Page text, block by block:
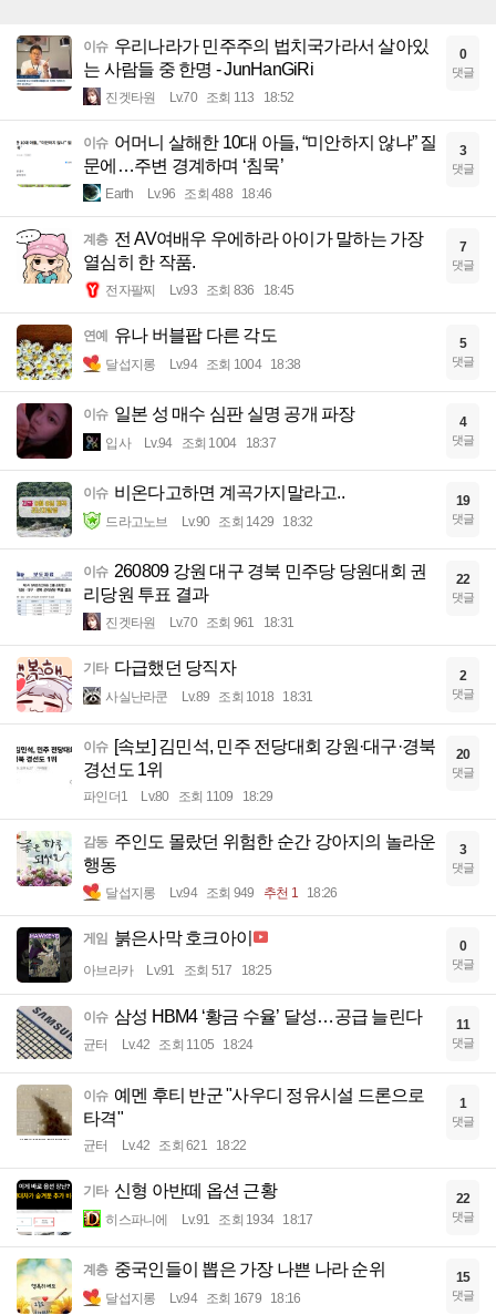
이슈 우리나라가 민주주의 법치국가라서 살아있
는 사람들 중 한명 - JunHanGiRi
진겟타원 Lv.70 조회 113 18:52
0
댓글
이슈 어머니 살해한 10대 아들, “미안하지 않냐” 질
문에…주변 경계하며 ‘침묵’
Earth Lv.96 조회 488 18:46
3
댓글
계층 전 AV여배우 우에하라 아이가 말하는 가장
열심히 한 작품.
전자팔찌 Lv.93 조회 836 18:45
7
댓글
연예 유나 버블팝 다른 각도
달섭지롱 Lv.94 조회 1004 18:38
5
댓글
이슈 일본 성 매수 심판 실명 공개 파장
입사 Lv.94 조회 1004 18:37
4
댓글
이슈 비온다고하면 계곡가지말라고..
드라고노브 Lv.90 조회 1429 18:32
19
댓글
이슈 260809 강원 대구 경북 민주당 당원대회 권
리당원 투표 결과
진겟타원 Lv.70 조회 961 18:31
22
댓글
기타 다급했던 당직자
사실난라쿤 Lv.89 조회 1018 18:31
2
댓글
이슈 [속보] 김민석, 민주 전당대회 강원·대구·경북
경선도 1위
파인더1 Lv.80 조회 1109 18:29
20
댓글
감동 주인도 몰랐던 위험한 순간 강아지의 놀라운
행동
달섭지롱 Lv.94 조회 949 추천 1 18:26
3
댓글
게임 붉은사막 호크아이
아브라카 Lv.91 조회 517 18:25
0
댓글
이슈 삼성 HBM4 ‘황금 수율’ 달성…공급 늘린다
균터 Lv.42 조회 1105 18:24
11
댓글
이슈 예멘 후티 반군 "사우디 정유시설 드론으로
타격"
균터 Lv.42 조회 621 18:22
1
댓글
기타 신형 아반떼 옵션 근황
히스파니에 Lv.91 조회 1934 18:17
22
댓글
계층 중국인들이 뽑은 가장 나쁜 나라 순위
달섭지롱 Lv.94 조회 1679 18:16
15
댓글